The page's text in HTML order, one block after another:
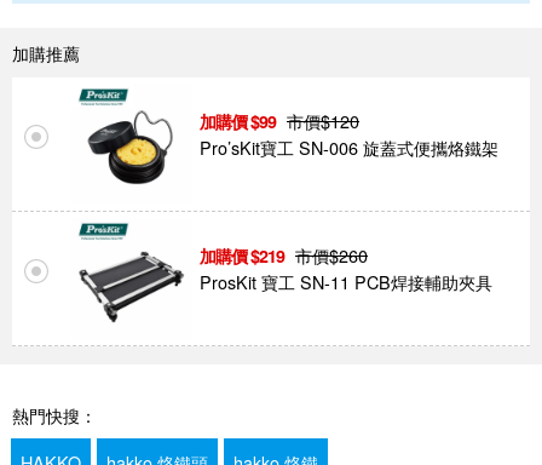
加購推薦
99 市價$120
Pro’sKit寶工 SN-006 旋蓋式便攜烙鐵架
219 市價$260
ProsKit 寶工 SN-11 PCB焊接輔助夾具
熱門快搜：